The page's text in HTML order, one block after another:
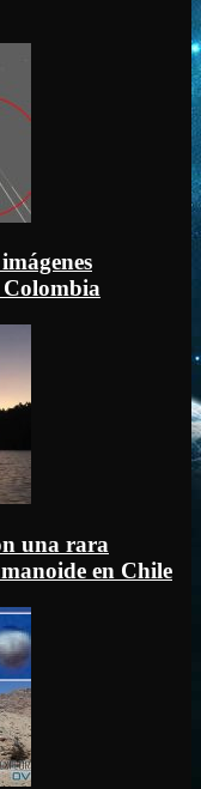
Colombia
una rara
en Chile